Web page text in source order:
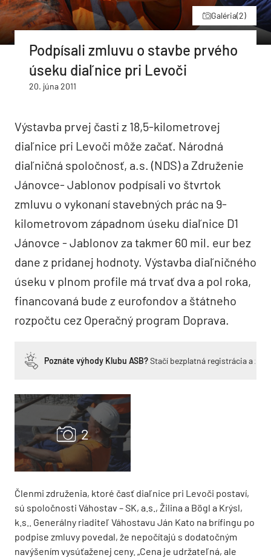
Galéria(2)
Podpísali zmluvu o stavbe prvého
úseku diaľnice pri Levoči
20. júna 2011
Výstavba prvej časti z 18,5-kilometrovej
diaľnice pri Levoči môže začať. Národná
diaľničná spoločnosť, a.s. (NDS) a Združenie
Jánovce- Jablonov podpísali vo štvrtok
zmluvu o vykonaní stavebných prác na 9-
kilometrovom západnom úseku diaľnice D1
Jánovce - Jablonov za takmer 60 mil. eur bez
dane z pridanej hodnoty. Výstavba diaľničného
úseku v plnom profile má trvať dva a pol roka,
financovaná bude z eurofondov a štátneho
rozpočtu cez Operačný program Doprava.
Poznáte výhody Klubu ASB?Stačí bezplatná registrácia a
Členmi združenia, ktoré časť diaľnice pri Levoči postaví,
sú spoločnosti Váhostav – SK, a.s., Žilina a Bögl a Krýsl,
k.s.. Generálny riaditeľ Váhostavu Ján Kato na brífingu po
podpise zmluvy povedal, že nepočítajú s dodatočným
navýšením vysúťaženej ceny. „Cena je udržateľná, ale